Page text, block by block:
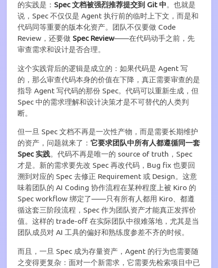
的实践是： Spec 文档被强烈推荐提交到 Git 中。也就是
说，Spec 不仅仅是 Agent 执行前的临时上下文，而是和
代码同等重要的版本化资产。团队不仅要做 Code
Review，还要做 Spec Review——在代码动手之前，先
审查需求和设计是否合理。
这个实践背后的逻辑是成立的：如果代码是 Agent 写
的，那么审查代码本身的价值在下降，真正需要审查的是
指导 Agent 写代码的那份 Spec。代码可以重新生成，但
Spec 中的需求理解和设计决策才是不可替代的人类判
断。
但一旦 Spec 文档不再是一次性产物，而是需要长期维护
的资产，问题就来了： 它要求团队中所有人都遵循同一套
Spec 实践。代码不再是唯一的 source of truth，Spec
才是。新的需求要先改 Spec 再改代码，Bug fix 也要回
溯到对应的 Spec 去修正 Requirement 或 Design。这意
味着团队的 AI Coding 协作流程在某种程度上被 Kiro 的
Spec workflow 绑定了——只有所有人都用 Kiro、都遵
循这套三阶段流程，Spec 作为团队资产才能真正发挥价
值。这样的 trade-off 在实际团队中很难落地，尤其是当
团队成员对 AI 工具的偏好和熟练度参差不齐的时候。
而且，一旦 Spec 成为存量资产，Agent 的行为也需要随
之变得更复杂：面对一个新需求，它需要先检索项目中已